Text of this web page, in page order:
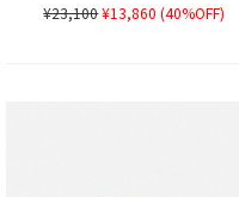
¥23,100¥13,860 (40%OFF)